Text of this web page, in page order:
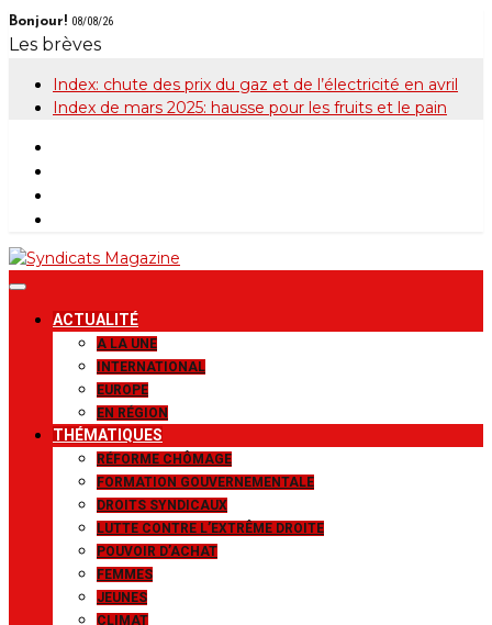
Skip
to
Bonjour! 08/08/26
Les brèves
Index: chute des prix du gaz et de l’électricité en avril
Index de mars 2025: hausse pour les fruits et le pain
Syndicats
Magazine
Le magazine de la FGTB
ACTUALITÉ
A LA UNE
INTERNATIONAL
EUROPE
EN RÉGION
THÉMATIQUES
RÉFORME CHÔMAGE
FORMATION GOUVERNEMENTALE
DROITS SYNDICAUX
LUTTE CONTRE L’EXTRÊME DROITE
POUVOIR D’ACHAT
FEMMES
JEUNES
CLIMAT